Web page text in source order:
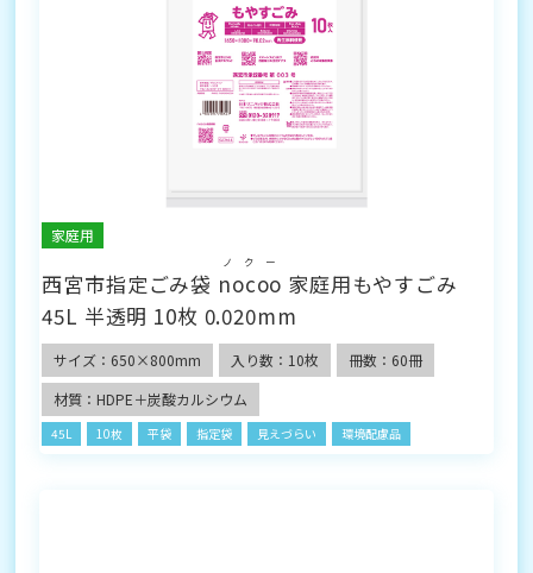
家庭用
西宮市指定ごみ袋 nocoo
ノクー
家庭用もやすごみ
45L 半透明 10枚 0.020mm
サイズ：650×800mm 入り数：10枚
冊数：60冊
材質：HDPE＋炭酸カルシウム
45L 10枚 平袋 指定袋 見えづらい 環境配慮品